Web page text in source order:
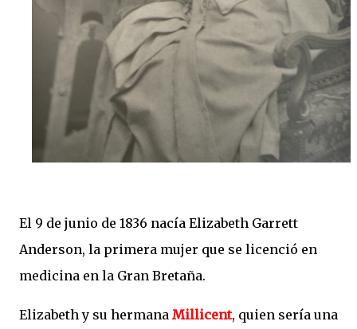
El 9 de junio de 1836 nacía Elizabeth Garrett
Anderson, la primera mujer que se licenció en
medicina en la Gran Bretaña.
Elizabeth y su hermana Millicent, quien sería una